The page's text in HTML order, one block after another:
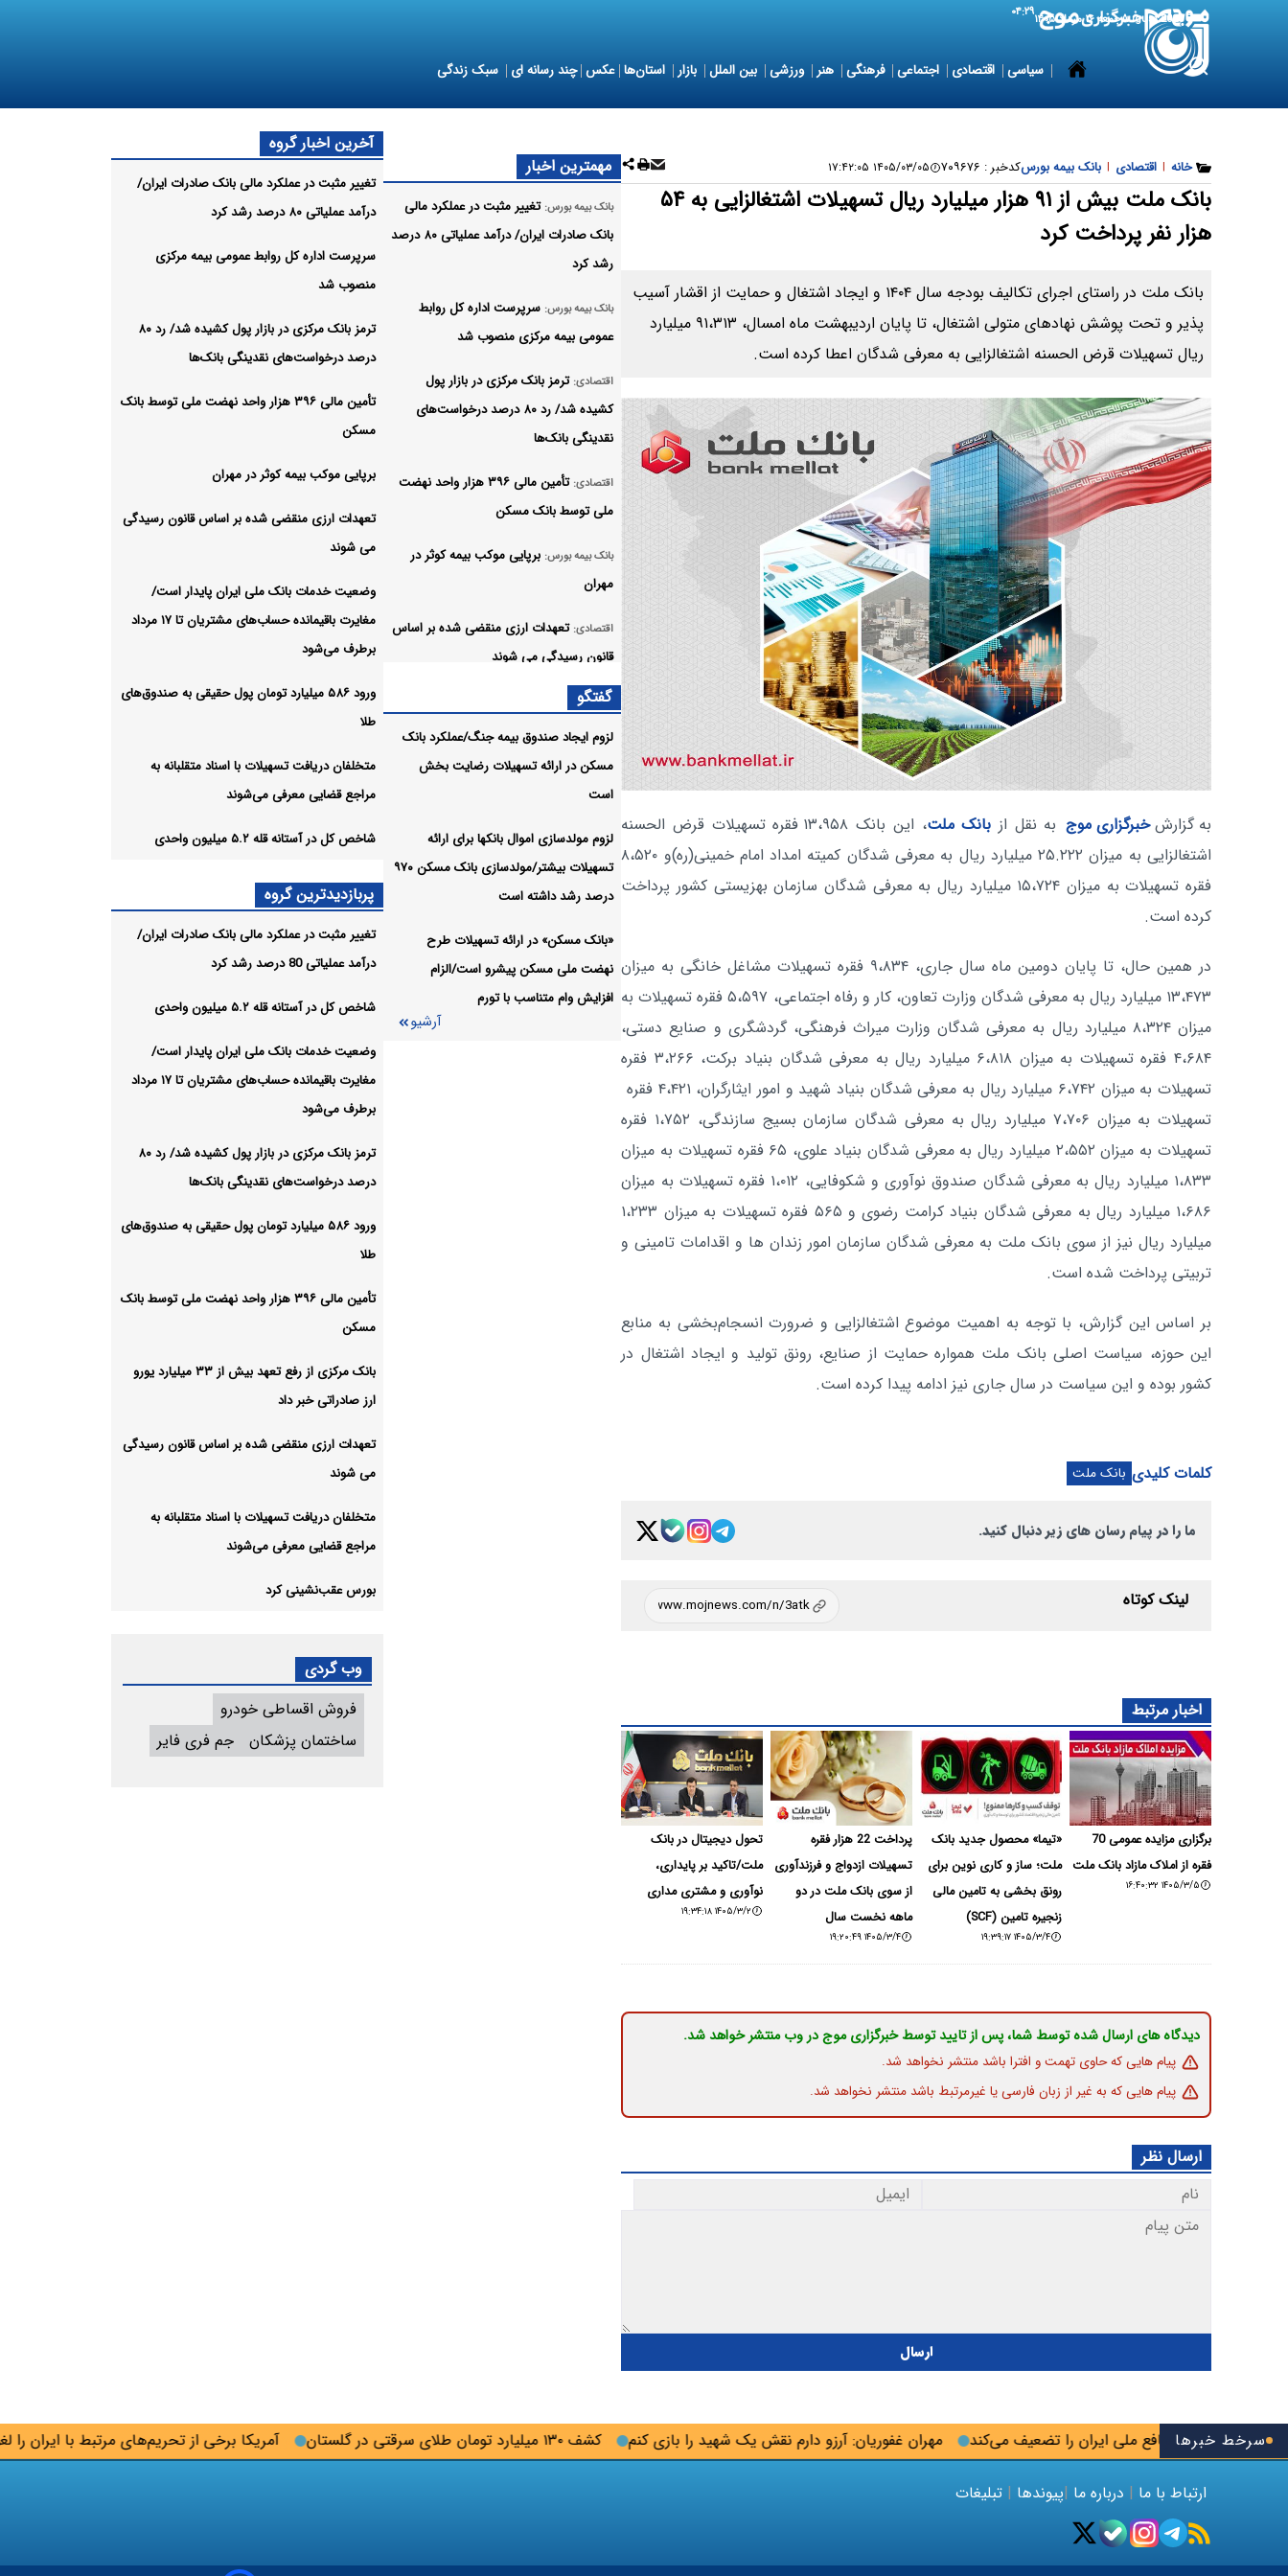
7 August 2026 جمعه ۱۶ مرداد ۱۴۰۵ ۰۴:۲۹
سیاسی اقتصادی اجتماعی فرهنگی هنر ورزشی بین الملل بازار استان‌ها عکس چند رسانه ای سبک زندگی
سرخط خبرها آمریکا برخی از تحریم‌های مرتبط با ایران را لغو کشف ۱۳۰ میلیارد تومان طلای سرقتی در گلستان مهران غفوریان: آرزو دارم نقش یک شهید را بازی کنم لایحه خزر منافع ملی ایران را تضعیف می‌کند
خانه | اقتصادی | بانک بیمه بورسکدخبر : ۷۰۹۶۷۶ ۱۴۰۵/۰۳/۰۵ ۱۷:۴۲:۰۵
بانک ملت بیش از ۹۱ هزار میلیارد ریال تسهیلات اشتغالزایی به ۵۴
هزار نفر پرداخت کرد
بانک ملت در راستای اجرای تکالیف بودجه سال ۱۴۰۴ و ایجاد اشتغال و حمایت از اقشار آسیب
پذیر و تحت پوشش نهادهای متولی اشتغال، تا پایان اردیبهشت ماه امسال، ۹۱،۳۱۳ میلیارد
ریال تسهیلات قرض الحسنه اشتغالزایی به معرفی شدگان اعطا کرده است.
به گزارشخبرگزاری موج به نقل از بانک ملت
، این بانک ۱۳،۹۵۸ فقره تسهیلات قرض الحسنه
اشتغالزایی به میزان ۲۵.۲۲۲ میلیارد ریال به معرفی شدگان کمیته امداد امام خمینی(ره)و ۸،۵۲۰
فقره تسهیلات به میزان ۱۵،۷۲۴ میلیارد ریال به معرفی شدگان سازمان بهزیستی کشور پرداخت
کرده است.
در همین حال، تا پایان دومین ماه سال جاری، ۹،۸۳۴ فقره تسهیلات مشاغل خانگی به میزان
۱۳،۴۷۳ میلیارد ریال به معرفی شدگان وزارت تعاون، کار و رفاه اجتماعی، ۵،۵۹۷ فقره تسهیلات به
میزان ۸،۳۲۴ میلیارد ریال به معرفی شدگان وزارت میراث فرهنگی، گردشگری و صنایع دستی،
۴،۶۸۴ فقره تسهیلات به میزان ۶،۸۱۸ میلیارد ریال به معرفی شدگان بنیاد برکت، ۳،۲۶۶ فقره
تسهیلات به میزان ۶،۷۴۲ میلیارد ریال به معرفی شدگان بنیاد شهید و امور ایثارگران، ۴،۴۲۱ فقره
تسهیلات به میزان ۷،۷۰۶ میلیارد ریال به معرفی شدگان سازمان بسیج سازندگی، ۱،۷۵۲ فقره
تسهیلات به میزان ۲،۵۵۲ میلیارد ریال به معرفی شدگان بنیاد علوی، ۶۵ فقره تسهیلات به میزان
۱،۸۳۳ میلیارد ریال به معرفی شدگان صندوق نوآوری و شکوفایی، ۱،۰۱۲ فقره تسهیلات به میزان
۱،۶۸۶ میلیارد ریال به معرفی شدگان بنیاد کرامت رضوی و ۵۶۵ فقره تسهیلات به میزان ۱،۲۳۳
میلیارد ریال نیز از سوی بانک ملت به معرفی شدگان سازمان امور زندان ها و اقدامات تامینی و
تربیتی پرداخت شده است.
بر اساس این گزارش، با توجه به اهمیت موضوع اشتغالزایی و ضرورت انسجام‌بخشی به منابع
این حوزه، سیاست اصلی بانک ملت همواره حمایت از صنایع، رونق تولید و ایجاد اشتغال در
کشور بوده و این سیاست در سال جاری نیز ادامه پیدا کرده است.
کلمات کلیدی بانک ملت
ما را در پیام رسان های زیر دنبال کنید.
لینک کوتاه
اخبار مرتبط
برگزاری مزایده عمومی 70
فقره از املاک مازاد بانک ملت
۱۴۰۵/۳/۵ ۱۶:۴۰:۳۲
«تیما» محصول جدید بانک
ملت؛ ساز و کاری نوین برای
رونق بخشی به تامین مالی
زنجیره تامین (SCF)
۱۴۰۵/۳/۴ ۱۹:۳۹:۱۷
پرداخت 22 هزار فقره
تسهیلات ازدواج و فرزندآوری
از سوی بانک ملت در دو
ماهه نخست سال
۱۴۰۵/۳/۴ ۱۹:۲۰:۴۹
تحول دیجیتال در بانک
ملت/تاکید بر پایداری،
نوآوری و مشتری مداری
۱۴۰۵/۳/۲ ۱۹:۳۴:۱۸
دیدگاه های ارسال شده توسط شما، پس از تایید توسط خبرگزاری موج در وب منتشر خواهد شد.
پیام هایی که حاوی تهمت و افترا باشد منتشر نخواهد شد.
پیام هایی که به غیر از زبان فارسی یا غیرمرتبط باشد منتشر نخواهد شد.
ارسال نظر
ارسال
مهمترین اخبار
بانک بیمه بورس: تغییر مثبت در عملکرد مالی
بانک صادرات ایران/ درآمد عملیاتی ۸۰ درصد
رشد کرد
بانک بیمه بورس: سرپرست اداره کل روابط
عمومی بیمه مرکزی منصوب شد
اقتصادی: ترمز بانک مرکزی در بازار پول
کشیده شد/ رد ۸۰ درصد درخواست‌های
نقدینگی بانک‌ها
اقتصادی:
تأمین مالی ۳۹۶ هزار واحد نهضت
ملی توسط بانک مسکن
بانک بیمه بورس: برپایی موکب بیمه کوثر در
مهران
اقتصادی: تعهدات ارزی منقضی شده بر اساس
قانون رسیدگی می شوند
اقتصادی:
پایدار است/ مغایرت‌ باقیمانده حساب‌های
مشتریان تا ۱۷ مرداد برطرف می‌شود
اقتصادی:
حقیقی به صندوق‌های طلا
اقتصادی: متخلفان دریافت تسهیلات با اسناد
متقلبانه به مراجع قضایی معرفی می‌شوند
اقتصادی:
شاخص کل در آستانه قله ۵.۲
میلیون واحدی
گفتگو
لزوم ایجاد صندوق بیمه جنگ/عملکرد بانک
مسکن در ارائه تسهیلات رضایت بخش
است
لزوم مولدسازی اموال بانکها برای ارائه
تسهیلات بیشتر/مولدسازی بانک مسکن ۹۷۰
درصد رشد داشته است
«بانک مسکن» در ارائه تسهیلات طرح
نهضت ملی مسکن پیشرو است/الزام
افزایش وام متناسب با تورم
آرشیو
آخرین اخبار گروه
تغییر مثبت در عملکرد مالی بانک صادرات ایران/
درآمد عملیاتی ۸۰ درصد رشد کرد
سرپرست اداره کل روابط عمومی بیمه مرکزی
منصوب شد
ترمز بانک مرکزی در بازار پول کشیده شد/ رد ۸۰
درصد درخواست‌های نقدینگی بانک‌ها
تأمین مالی ۳۹۶ هزار واحد نهضت ملی توسط بانک
مسکن
برپایی موکب بیمه کوثر در مهران
تعهدات ارزی منقضی شده بر اساس قانون رسیدگی
می شوند
وضعیت خدمات بانک ملی ایران پایدار است/
مغایرت‌ باقیمانده حساب‌های مشتریان تا ۱۷ مرداد
برطرف می‌شود
ورود ۵۸۶ میلیارد تومان پول حقیقی به صندوق‌های
طلا
متخلفان دریافت تسهیلات با اسناد متقلبانه به
مراجع قضایی معرفی می‌شوند
شاخص کل در آستانه قله ۵.۲ میلیون واحدی
پربازدیدترین گروه
تغییر مثبت در عملکرد مالی بانک صادرات ایران/
درآمد عملیاتی 80 درصد رشد کرد
شاخص کل در آستانه قله ۵.۲ میلیون واحدی
وضعیت خدمات بانک ملی ایران پایدار است/
مغایرت‌ باقیمانده حساب‌های مشتریان تا ۱۷ مرداد
برطرف می‌شود
ترمز بانک مرکزی در بازار پول کشیده شد/ رد ۸۰
درصد درخواست‌های نقدینگی بانک‌ها
ورود ۵۸۶ میلیارد تومان پول حقیقی به صندوق‌های
طلا
تأمین مالی ۳۹۶ هزار واحد نهضت ملی توسط بانک
مسکن
بانک مرکزی از رفع تعهد بیش از ۳۳ میلیارد یورو
ارز صادراتی خبر داد
تعهدات ارزی منقضی شده بر اساس قانون رسیدگی
می شوند
متخلفان دریافت تسهیلات با اسناد متقلبانه به
مراجع قضایی معرفی می‌شوند
بورس عقب‌نشینی کرد
وب گردی
فروش اقساطی خودرو
ساختمان پزشکان
جم فری فایر
ارتباط با ما | درباره ما |پیوندها | تبلیغات